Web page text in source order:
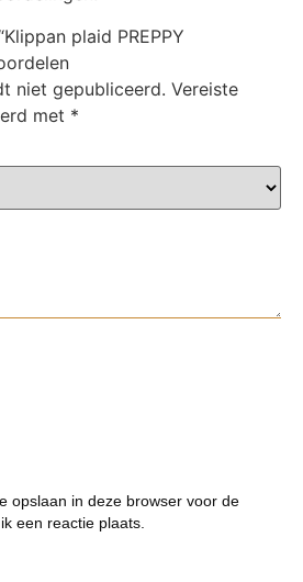
plaid PREPPY
niet gepubliceerd. Vereiste
met *
opslaan in deze browser voor de
een reactie plaats.